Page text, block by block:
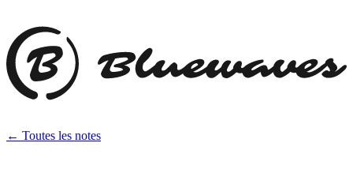
← Toutes les notes